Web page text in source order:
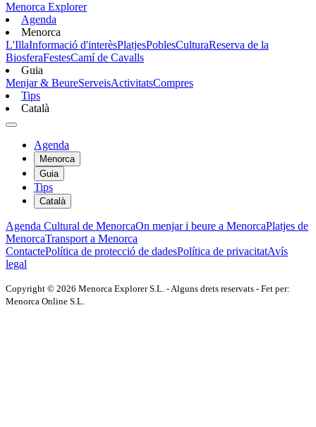
Menorca Explorer
Agenda
Menorca
L'IllaInformació d'interèsPlatjesPoblesCulturaReserva de la
BiosferaFestesCamí de Cavalls
Guia
Menjar & BeureServeisActivitatsCompres
Tips
Català
Agenda
Menorca
Guia
Tips
Català
Agenda Cultural de MenorcaOn menjar i beure a MenorcaPlatjes de
MenorcaTransport a Menorca
ContactePolítica de protecció de dadesPolítica de privacitatAvís
legal
Copyright © 2026 Menorca Explorer S.L. - Alguns drets reservats - Fet per:
Menorca Online S.L.